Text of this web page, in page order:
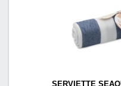
SERVIETTE